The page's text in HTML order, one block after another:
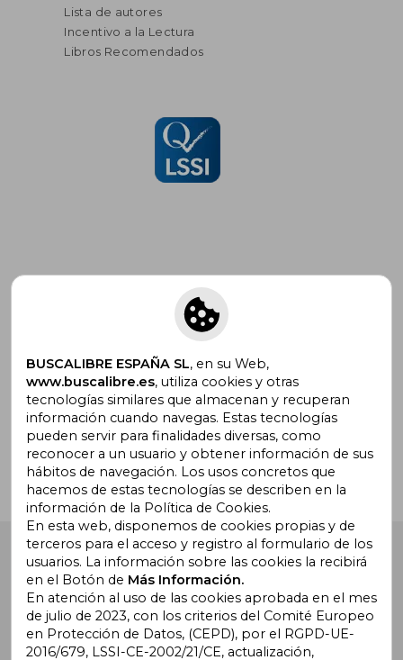
Lista de autores
Incentivo a la Lectura
Libros Recomendados
Suscríbete para recibir ofertas y
promociones
¿Necesitas ayuda?
Ir a Centro de Soporte
Buscalibre España . Calle Energía, 65, Nave 3 (08940),
Cornellà de Llobregat, Barcelona. Derechos Reservados.
BUSCALIBRE ESPAÑA SL, en su Web,
www.buscalibre.es, utiliza cookies y otras
tecnologías similares que almacenan y recuperan
información cuando navegas. Estas tecnologías
pueden servir para finalidades diversas, como
reconocer a un usuario y obtener información de sus
hábitos de navegación. Los usos concretos que
hacemos de estas tecnologías se describen en la
información de la Política de Cookies.
En esta web, disponemos de cookies propias y de
terceros para el acceso y registro al formulario de los
usuarios. La información sobre las cookies la recibirá
en el Botón de Más Información.
En atención al uso de las cookies aprobada en el mes
de julio de 2023, con los criterios del Comité Europeo
en Protección de Datos, (CEPD), por el RGPD-UE-
2016/679, LSSI-CE-2002/21/CE, actualización,